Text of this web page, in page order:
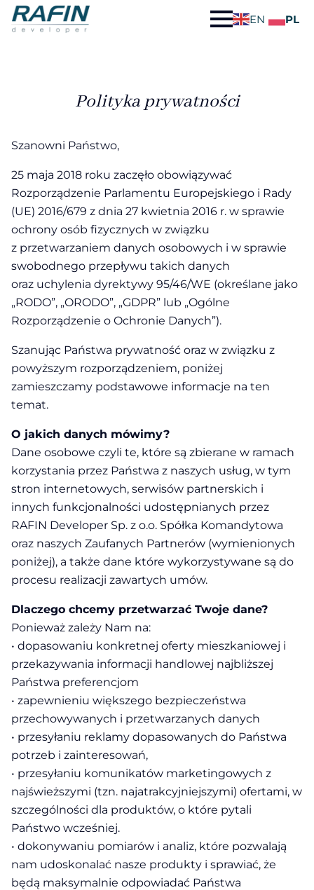
EN PL
Polityka prywatności
Szanowni Państwo,
25 maja 2018 roku zaczęło obowiązywać
Rozporządzenie Parlamentu Europejskiego i Rady
(UE) 2016/679 z dnia 27 kwietnia 2016 r. w sprawie
ochrony osób fizycznych w związku
z przetwarzaniem danych osobowych i w sprawie
swobodnego przepływu takich danych
oraz uchylenia dyrektywy 95/46/WE (określane jako
„RODO”, „ORODO”, „GDPR” lub „Ogólne
Rozporządzenie o Ochronie Danych”).
Szanując Państwa prywatność oraz w związku z
powyższym rozporządzeniem, poniżej
zamieszczamy podstawowe informacje na ten
temat.
O jakich danych mówimy?
Dane osobowe czyli te, które są zbierane w ramach
korzystania przez Państwa z naszych usług, w tym
stron internetowych, serwisów partnerskich i
innych funkcjonalności udostępnianych przez
RAFIN Developer Sp. z o.o. Spółka Komandytowa
oraz naszych Zaufanych Partnerów (wymienionych
poniżej), a także dane które wykorzystywane są do
procesu realizacji zawartych umów.
Dlaczego chcemy przetwarzać Twoje dane?
Ponieważ zależy Nam na:
• dopasowaniu konkretnej oferty mieszkaniowej i
przekazywania informacji handlowej najbliższej
Państwa preferencjom
• zapewnieniu większego bezpieczeństwa
przechowywanych i przetwarzanych danych
• przesyłaniu reklamy dopasowanych do Państwa
potrzeb i zainteresowań,
• przesyłaniu komunikatów marketingowych z
najświeższymi (tzn. najatrakcyjniejszymi) ofertami, w
szczególności dla produktów, o które pytali
Państwo wcześniej.
• dokonywaniu pomiarów i analiz, które pozwalają
nam udoskonalać nasze produkty i sprawiać, że
będą maksymalnie odpowiadać Państwa